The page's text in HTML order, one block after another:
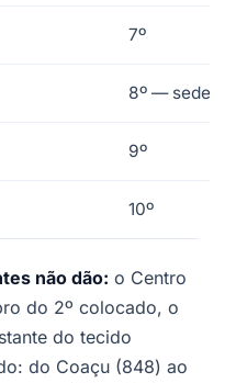
7º
8º — sede
9º
10º
não dão: o Centro
do 2º colocado, o
do tecido
do Coaçu (848) ao